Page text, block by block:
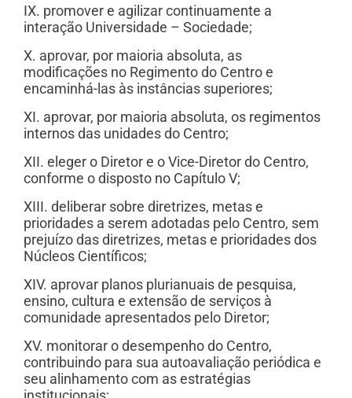
IX. promover e agilizar continuamente a
interação Universidade – Sociedade;
X. aprovar, por maioria absoluta, as
modificações no Regimento do Centro e
encaminhá-las às instâncias superiores;
XI. aprovar, por maioria absoluta, os regimentos
internos das unidades do Centro;
XII. eleger o Diretor e o Vice-Diretor do Centro,
conforme o disposto no Capítulo V;
XIII. deliberar sobre diretrizes, metas e
prioridades a serem adotadas pelo Centro, sem
prejuízo das diretrizes, metas e prioridades dos
Núcleos Científicos;
XIV. aprovar planos plurianuais de pesquisa,
ensino, cultura e extensão de serviços à
comunidade apresentados pelo Diretor;
XV. monitorar o desempenho do Centro,
contribuindo para sua autoavaliação periódica e
seu alinhamento com as estratégias